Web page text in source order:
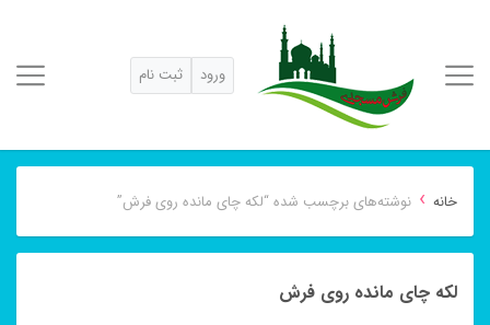
ورود ثبت نام
خانه › نوشته‌های برچسب شده “لکه چای مانده روی فرش”
لکه چای مانده روی فرش